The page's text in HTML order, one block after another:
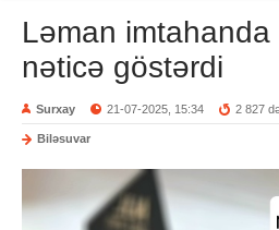
Ləman
nəticə göstərdi
Surxay 21-07-2025, 15:34 2 827
Biləsuvar